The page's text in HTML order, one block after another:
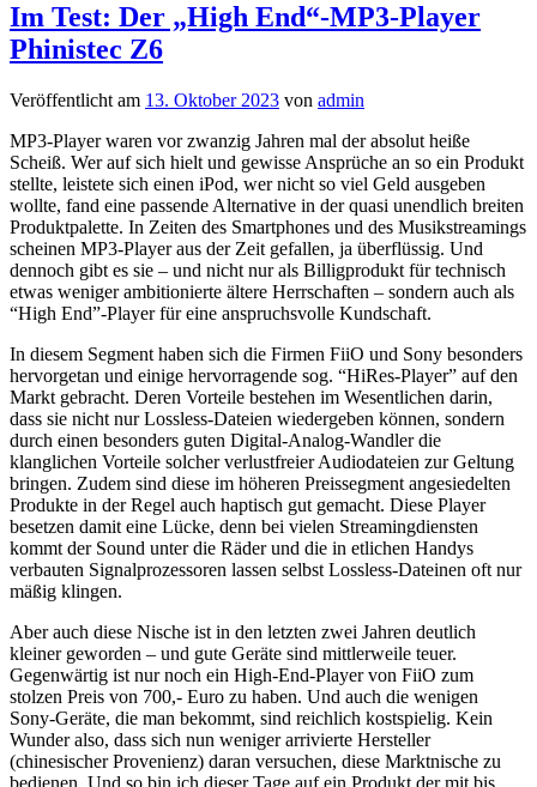
Im Test: Der „High End“-MP3-Player
Phinistec Z6
Veröffentlicht am 13. Oktober 2023 von admin
MP3-Player waren vor zwanzig Jahren mal der absolut heiße
Scheiß. Wer auf sich hielt und gewisse Ansprüche an so ein Produkt
stellte, leistete sich einen iPod, wer nicht so viel Geld ausgeben
wollte, fand eine passende Alternative in der quasi unendlich breiten
Produktpalette. In Zeiten des Smartphones und des Musikstreamings
scheinen MP3-Player aus der Zeit gefallen, ja überflüssig. Und
dennoch gibt es sie – und nicht nur als Billigprodukt für technisch
etwas weniger ambitionierte ältere Herrschaften – sondern auch als
“High End”-Player für eine anspruchsvolle Kundschaft.
In diesem Segment haben sich die Firmen FiiO und Sony besonders
hervorgetan und einige hervorragende sog. “HiRes-Player” auf den
Markt gebracht. Deren Vorteile bestehen im Wesentlichen darin,
dass sie nicht nur Lossless-Dateien wiedergeben können, sondern
durch einen besonders guten Digital-Analog-Wandler die
klanglichen Vorteile solcher verlustfreier Audiodateien zur Geltung
bringen. Zudem sind diese im höheren Preissegment angesiedelten
Produkte in der Regel auch haptisch gut gemacht. Diese Player
besetzen damit eine Lücke, denn bei vielen Streamingdiensten
kommt der Sound unter die Räder und die in etlichen Handys
verbauten Signalprozessoren lassen selbst Lossless-Dateinen oft nur
mäßig klingen.
Aber auch diese Nische ist in den letzten zwei Jahren deutlich
kleiner geworden – und gute Geräte sind mittlerweile teuer.
Gegenwärtig ist nur noch ein High-End-Player von FiiO zum
stolzen Preis von 700,- Euro zu haben. Und auch die wenigen
Sony-Geräte, die man bekommt, sind reichlich kostspielig. Kein
Wunder also, dass sich nun weniger arrivierte Hersteller
(chinesischer Provenienz) daran versuchen, diese Marktnische zu